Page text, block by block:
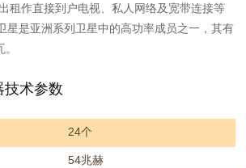
租作直接到户电视、私人网络及宽带连接等
星是亚洲系列卫星中的高功率成员之一，其有
技术参数
24个
54兆赫